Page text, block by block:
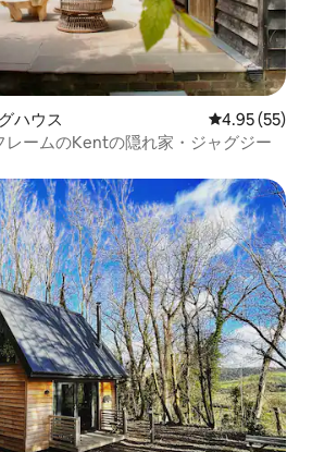
ハウス レビュー55
4.95 (55)
レームのKentの隠れ家・ジャグジー